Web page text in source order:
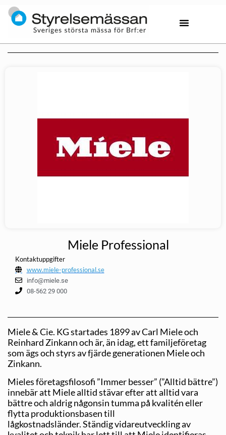
Miele Professional
Kontaktuppgifter
www.miele-professional.se
info@miele.se
08-562 29 000
Miele & Cie. KG startades 1899 av Carl Miele och
Reinhard Zinkann och är, än idag, ett familjeföretag
som ägs och styrs av fjärde generationen Miele och
Zinkann.
Mieles företagsfilosofi ”Immer besser” (”Alltid bättre”)
innebär att Miele alltid stävar efter att alltid vara
bättre och aldrig någonsin tumma på kvalitén eller
flytta produktionsbasen till
lågkostnadsländer. Ständig vidareutveckling av